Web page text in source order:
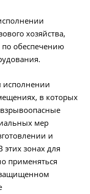
хозяйства,
по обеспечению
в которых
мер
и
этих зонах для
применяться